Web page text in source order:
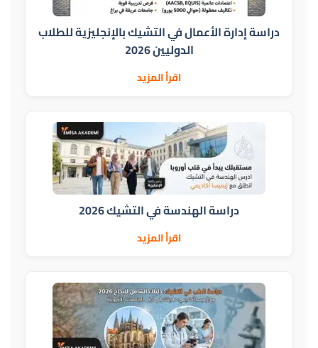
دراسة إدارة الأعمال في التشيك بالإنجليزية للطلاب
الدوليين 2026
اقرأ المزيد
دراسة الهندسة في التشيك 2026
اقرأ المزيد